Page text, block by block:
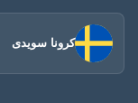
كرونا سويدى